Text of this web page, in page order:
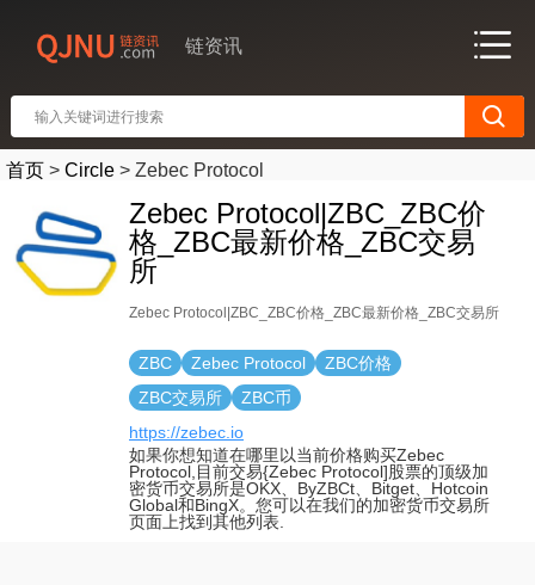
链资讯
首页 > Circle > Zebec Protocol
Zebec Protocol|ZBC_ZBC价
格_ZBC最新价格_ZBC交易
所
Zebec Protocol|ZBC_ZBC价格_ZBC最新价格_ZBC交易所
ZBC Zebec Protocol
ZBC价格
ZBC交易所
ZBC币
https://zebec.io
如果你想知道在哪里以当前价格购买Zebec
Protocol,目前交易{Zebec Protocol]股票的顶级加
密货币交易所是OKX、ByZBCt、Bitget、Hotcoin
Global和BingX。您可以在我们的加密货币交易所
页面上找到其他列表.